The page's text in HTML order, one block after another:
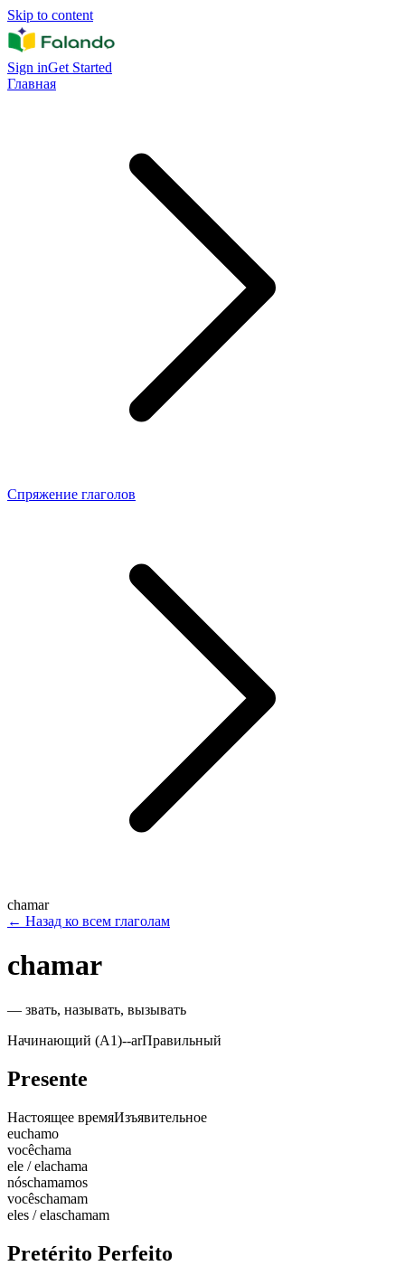
Skip to content
Sign inGet Started
Главная
Спряжение глаголов
chamar
← Назад ко всем глаголам
chamar
— звать, называть, вызывать
Начинающий (A1)--arПравильный
Presente
Настоящее времяИзъявительное
euchamo
vocêchama
ele / elachama
nóschamamos
vocêschamam
eles / elaschamam
Pretérito Perfeito